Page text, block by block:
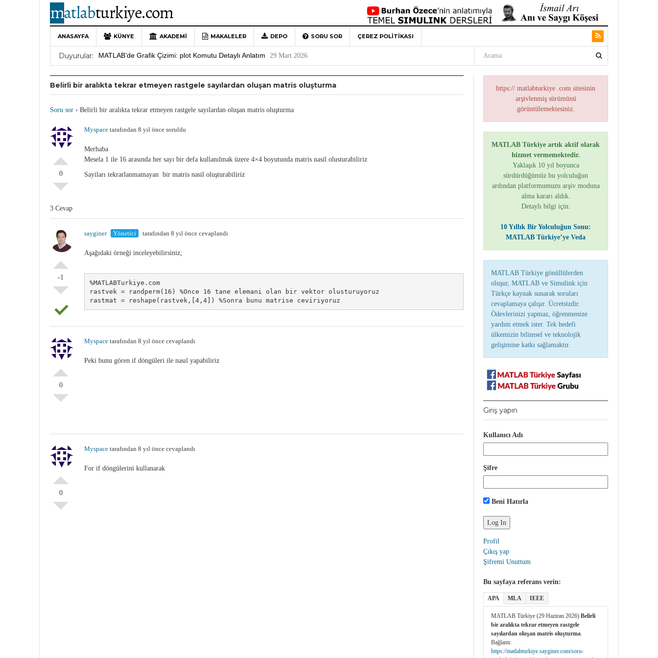
ANASAYFA KÜNYE AKADEMI MAKALELER DEPO SORU SOR ÇEREZ POLITIKASI
Duyurular:
10 Yıllık Bir Yolculuğun Sonu: MATLAB Türkiye’ye Veda 4 Mayıs 2026
MATLAB’de Grafik Çizimi: plot Komutu Detaylı Anlatım 29 Mart 2026
MATLAB Türkiye Live Editor Kullanım Rehberi 4 Aralık 2020
27 Mayıs 2020
Belirli bir aralıkta tekrar etmeyen rastgele sayılardan oluşan matris oluşturma
Soru sor › Belirli bir aralıkta tekrar etmeyen rastgele sayılardan oluşan matris oluşturma
0
Myspace tarafından 8 yıl önce soruldu
Merhaba
Mesela 1 ile 16 arasında her sayı bir defa kullanılmak üzere 4×4 boyutunda matris nasil olusturabiliriz
Sayiları tekrarlanmamayan bir matris nasil oluşturabiliriz
3 Cevap
-1
sayginer Yönetici tarafından 8 yıl önce cevaplandı
Aşağıdaki örneği inceleyebilirsiniz;
%MATLABTurkiye.com
rastvek = randperm(16) %Once 16 tane elemani olan bir vektor olusturuyoruz
rastmat = reshape(rastvek,[4,4]) %Sonra bunu matrise ceviriyoruz
0
Myspace tarafından 8 yıl önce cevaplandı
Peki bunu gören if döngüleri ile nasıl yapabiliriz
0
Myspace tarafından 8 yıl önce cevaplandı
For if döngülerini kullanarak
https:// matlabturkiye .com sitesinin
arşivlenmiş sürümünü
görüntülemektesiniz.
MATLAB Türkiye artık aktif olarak
hizmet vermemektedir.
Yaklaşık 10 yıl boyunca
sürdürdüğümüz bu yolculuğun
ardından platformumuzu arşiv moduna
alma kararı aldık.
Detaylı bilgi için:
10 Yıllık Bir Yolculuğun Sonu:
MATLAB Türkiye’ye Veda
MATLAB Türkiye gönüllülerden
oluşur, MATLAB ve Simulink için
Türkçe kaynak sunarak soruları
cevaplamaya çalışır. Ücretsizdir.
Ödevlerinizi yapmaz, öğrenmenize
yardım etmek ister. Tek hedefi
ülkemizin bilimsel ve teknolojik
gelişimine katkı sağlamaktır.
Giriş yapın
Kullanıcı Adı
Şifre
Beni Hatırla
Profil
Çıkış yap
Şifremi Unuttum
Bu sayfaya referans verin:
APA MLA IEEE
MATLAB Türkiye (29 Haziran 2026) Belirli
bir aralıkta tekrar etmeyen rastgele
sayılardan oluşan matris oluşturma
Bağlantı:
https://matlabturkiye.sayginer.com/soru-